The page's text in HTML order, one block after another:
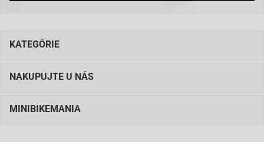
KATEGÓRIE
NAKUPUJTE U NÁS
MINIBIKEMANIA